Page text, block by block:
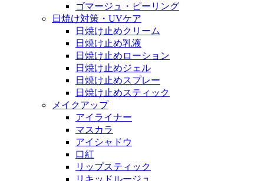
ゴマージュ・ピーリング
日焼け対策・UVケア
日焼け止めクリーム
日焼け止め乳液
日焼け止めローション
日焼け止めジェル
日焼け止めスプレー
日焼け止めスティック
メイクアップ
アイライナー
マスカラ
アイシャドウ
口紅
リップスティック
リキッドルージュ